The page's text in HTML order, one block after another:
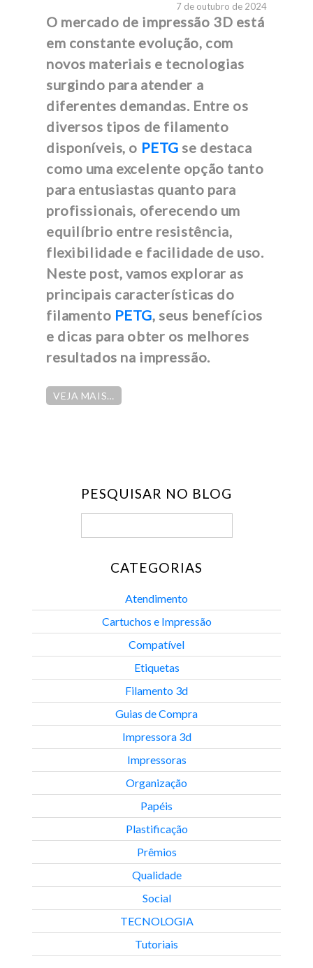
7 de outubro de 2024
O mercado de impressão 3D está
em constante evolução, com
novos materiais e tecnologias
surgindo para atender a
diferentes demandas. Entre os
diversos tipos de filamento
disponíveis, o PETG se destaca
como uma excelente opção tanto
para entusiastas quanto para
profissionais, oferecendo um
equilíbrio entre resistência,
flexibilidade e facilidade de uso.
Neste post, vamos explorar as
principais características do
filamento PETG, seus benefícios
e dicas para obter os melhores
resultados na impressão.
VEJA MAIS…
PESQUISAR NO BLOG
CATEGORIAS
Atendimento
Cartuchos e Impressão
Compatível
Etiquetas
Filamento 3d
Guias de Compra
Impressora 3d
Impressoras
Organização
Papéis
Plastificação
Prêmios
Qualidade
Social
TECNOLOGIA
Tutoriais